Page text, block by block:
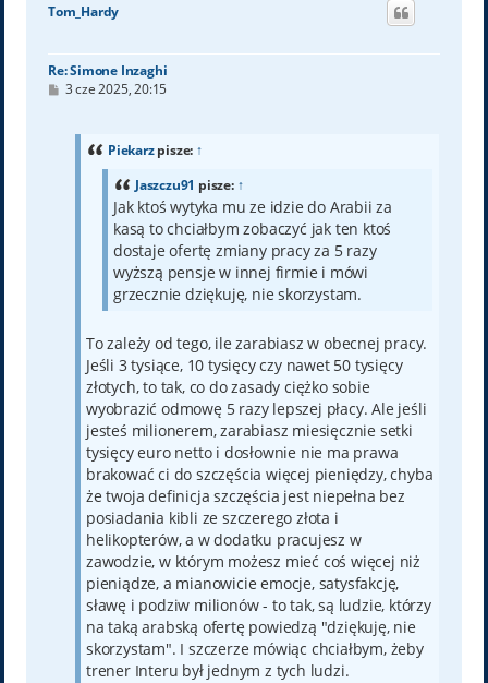
Tom_Hardy
Re: Simone Inzaghi
P3 cze 2025, 20:15
Piekarzpisze: ↑
Jaszczu91 pisze: ↑
Jak ktoś wytyka mu ze idzie do Arabii za
kasą to chciałbym zobaczyć jak ten ktoś
dostaje ofertę zmiany pracy za 5 razy
wyższą pensje w innej firmie i mówi
grzecznie dziękuję, nie skorzystam.
To zależy od tego, ile zarabiasz w obecnej pracy.
Jeśli 3 tysiące, 10 tysięcy czy nawet 50 tysięcy
złotych, to tak, co do zasady ciężko sobie
wyobrazić odmowę 5 razy lepszej płacy. Ale jeśli
jesteś milionerem, zarabiasz miesięcznie setki
tysięcy euro netto i dosłownie nie ma prawa
brakować ci do szczęścia więcej pieniędzy, chyba
że twoja definicja szczęścia jest niepełna bez
posiadania kibli ze szczerego złota i
helikopterów, a w dodatku pracujesz w
zawodzie, w którym możesz mieć coś więcej niż
pieniądze, a mianowicie emocje, satysfakcję,
sławę i podziw milionów - to tak, są ludzie, którzy
na taką arabską ofertę powiedzą "dziękuję, nie
skorzystam". I szczerze mówiąc chciałbym, żeby
trener Interu był jednym z tych ludzi.